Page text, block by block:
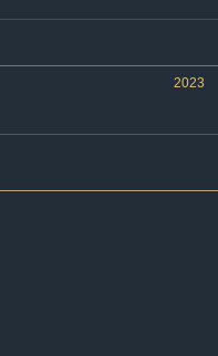
2023